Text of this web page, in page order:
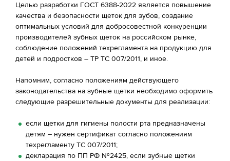
Целью разработки ГОСТ 6388-2022 является повышение
качества и безопасности щеток для зубов, создание
оптимальных условий для добросовестной конкуренции
производителей зубных щеток на российском рынке,
соблюдение положений техрегламента на продукцию для
детей и подростков – ТР ТС 007/2011, и иное.
Напомним, согласно положениям действующего
законодательства на зубные щетки необходимо оформить
следующие разрешительные документы для реализации:
если щетки для гигиены полости рта предназначены
детям – нужен сертификат согласно положениям
техрегламенту ТС 007/2011;
декларация по ПП РФ №2425, если зубные щетки